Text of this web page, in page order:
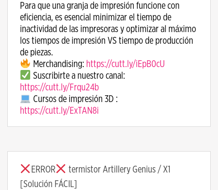
Para que una granja de impresión funcione con
eficiencia, es esencial minimizar el tiempo de
inactividad de las impresoras y optimizar al máximo
los tiempos de impresión VS tiempo de producción
de piezas.
Merchandising: https://cutt.ly/iEpB0cU
Suscribirte a nuestro canal:
https://cutt.ly/Frqu24b
Cursos de impresión 3D :
https://cutt.ly/ExTAN8i
ERROR
termistor Artillery Genius / X1
[Solución FÁCIL]